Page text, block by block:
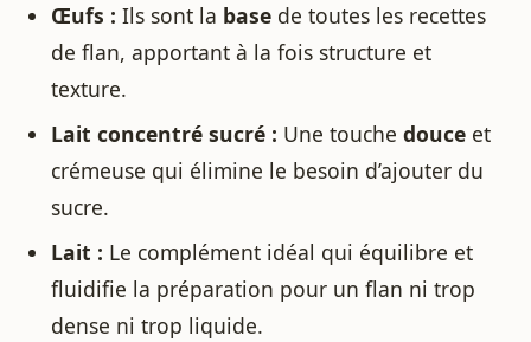
Œufs : Ils sont la basede toutes les recettes
de flan, apportant à la fois structure et
texture.
Lait concentré sucré : Une touche douceet
crémeuse qui élimine le besoin d’ajouter du
sucre.
Lait : Le complément idéal qui équilibre et
fluidifie la préparation pour un flan ni trop
dense ni trop liquide.